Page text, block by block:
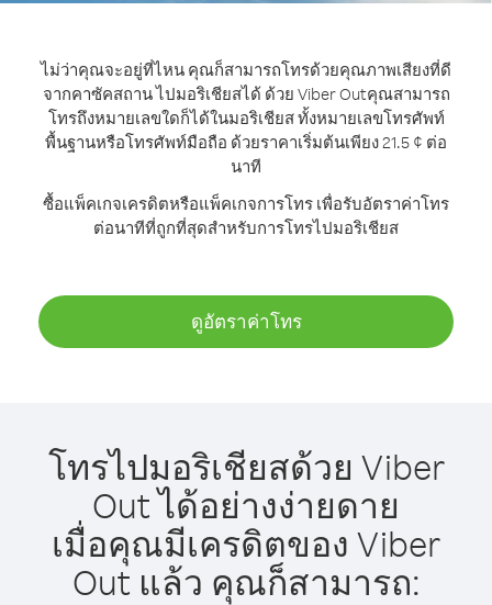
ไม่ว่าคุณจะอยู่ที่ไหน คุณก็สามารถโทรด้วยคุณภาพเสียงที่ดี
จากคาซัคสถาน ไปมอริเชียสได้ ด้วย Viber Outคุณสามารถ
โทรถึงหมายเลขใดก็ได้ในมอริเชียส ทั้งหมายเลขโทรศัพท์
พื้นฐานหรือโทรศัพท์มือถือ ด้วยราคาเริ่มต้นเพียง 21.5 ¢ ต่อ
นาที
ซื้อแพ็คเกจเครดิตหรือแพ็คเกจการโทร เพื่อรับอัตราค่าโทร
ต่อนาทีที่ถูกที่สุดสำหรับการโทรไปมอริเชียส
ดูอัตราค่าโทร
โทรไปมอริเชียสด้วย Viber
Out ได้อย่างง่ายดาย
เมื่อคุณมีเครดิตของ Viber
Out แล้ว คุณก็สามารถ: